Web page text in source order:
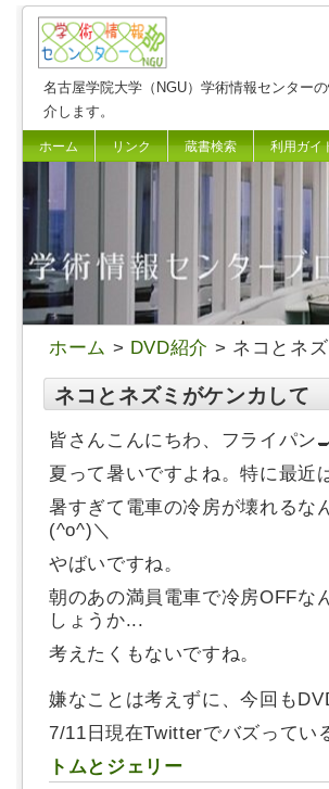
名古屋学院大学（NGU）学術情報センター
介します。
ホーム リンク 蔵書検索 利用ガイ
ホーム > DVD紹介 > ネコとネ
ネコとネズミがケンカして
皆さんこんにちわ、フライパン
夏って暑いですよね。特に最近
暑すぎて電車の冷房が壊れるな
(^o^)＼
やばいですね。
朝のあの満員電車で冷房OFFな
しょうか...
考えたくもないですね。
嫌なことは考えずに、今回も
7/11日現在Twitterでバズってい
トムとジェリー